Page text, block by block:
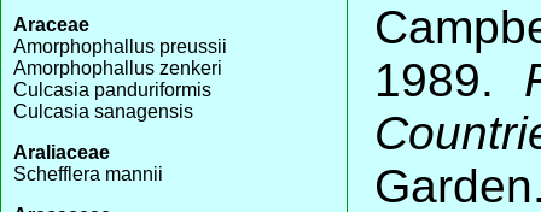
Araceae
Amorphophallus preussii
Amorphophallus zenkeri
Culcasia panduriformis
Culcasia sanagensis
Araliaceae
Schefflera mannii
1989.